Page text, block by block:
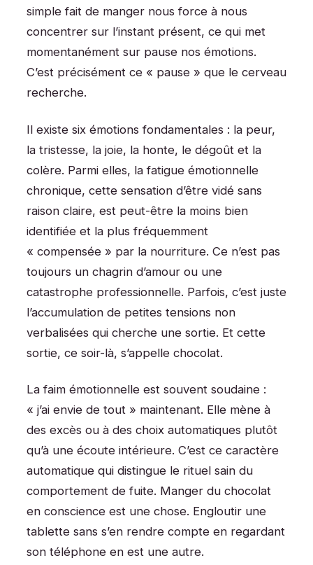
simple fait de manger nous force à nous
concentrer sur l’instant présent, ce qui met
momentanément sur pause nos émotions.
C’est précisément ce « pause » que le cerveau
recherche.
Il existe six émotions fondamentales : la peur,
la tristesse, la joie, la honte, le dégoût et la
colère. Parmi elles, la fatigue émotionnelle
chronique, cette sensation d’être vidé sans
raison claire, est peut-être la moins bien
identifiée et la plus fréquemment
« compensée » par la nourriture. Ce n’est pas
toujours un chagrin d’amour ou une
catastrophe professionnelle. Parfois, c’est juste
l’accumulation de petites tensions non
verbalisées qui cherche une sortie. Et cette
sortie, ce soir-là, s’appelle chocolat.
La faim émotionnelle est souvent soudaine :
« j’ai envie de tout » maintenant. Elle mène à
des excès ou à des choix automatiques plutôt
qu’à une écoute intérieure. C’est ce caractère
automatique qui distingue le rituel sain du
comportement de fuite. Manger du chocolat
en conscience est une chose. Engloutir une
tablette sans s’en rendre compte en regardant
son téléphone en est une autre.